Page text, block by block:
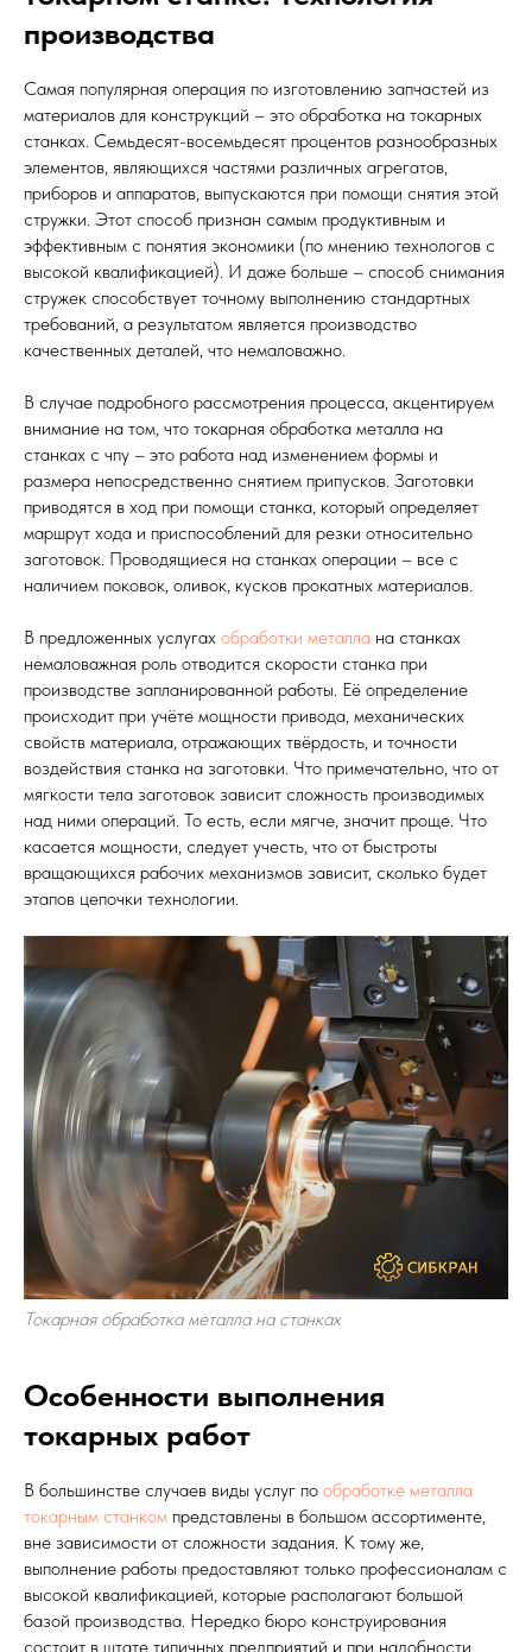
производства
Самая популярная операция по изготовлению запчастей из
материалов для конструкций – это обработка на токарных
станках. Семьдесят-восемьдесят процентов разнообразных
элементов, являющихся частями различных агрегатов,
приборов и аппаратов, выпускаются при помощи снятия этой
стружки. Этот способ признан самым продуктивным и
эффективным с понятия экономики (по мнению технологов с
высокой квалификацией). И даже больше – способ снимания
стружек способствует точному выполнению стандартных
требований, а результатом является производство
качественных деталей, что немаловажно.
В случае подробного рассмотрения процесса, акцентируем
внимание на том, что токарная обработка металла на
станках с чпу – это работа над изменением формы и
размера непосредственно снятием припусков. Заготовки
приводятся в ход при помощи станка, который определяет
маршрут хода и приспособлений для резки относительно
заготовок. Проводящиеся на станках операции – все с
наличием поковок, оливок, кусков прокатных материалов.
В предложенных услугах обработки металла на станках
немаловажная роль отводится скорости станка при
производстве запланированной работы. Её определение
происходит при учёте мощности привода, механических
свойств материала, отражающих твёрдость, и точности
воздействия станка на заготовки. Что примечательно, что от
мягкости тела заготовок зависит сложность производимых
над ними операций. То есть, если мягче, значит проще. Что
касается мощности, следует учесть, что от быстроты
вращающихся рабочих механизмов зависит, сколько будет
этапов цепочки технологии.
Токарная обработка металла на станках
Особенности выполнения
токарных работ
В большинстве случаев виды услуг по обработке металла
токарным станком представлены в большом ассортименте,
вне зависимости от сложности задания. К тому же,
выполнение работы предоставляют только профессионалам с
высокой квалификацией, которые располагают большой
базой производства. Нередко бюро конструирования
состоит в штате типичных предприятий и при надобности